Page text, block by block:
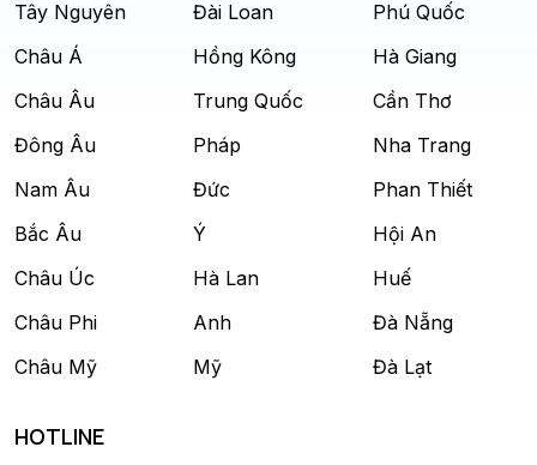
Tây Nguyên
Châu Á
Châu Âu
Đông Âu
Nam Âu
Bắc Âu
Châu Úc
Châu Phi
Châu Mỹ
Đài Loan
Hồng Kông
Trung Quốc
Pháp
Đức
Ý
Hà Lan
Anh
Mỹ
Phú Quốc
Hà Giang
Cần Thơ
Nha Trang
Phan Thiết
Hội An
Huế
Đà Nẵng
Đà Lạt
HOTLINE